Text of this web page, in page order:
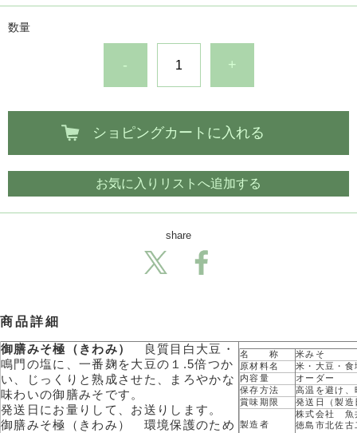
数量
- +
ショピングカートに入れる
お気に入りリストへ追加する
share
商品詳細
御膳みそ極（きわみ）
良質目白大豆・
鳴門の塩に、一番麹を大豆の１.5倍つか
い、じっくりと熟成させた、まろやかな
味わいの御膳みそです。
発送日にお量りして、お送りします。
御膳みそ極（きわみ） 環境保護のため
名 称
米みそ
原材料名
米・大豆・食
内容量
オーダー
保存方法
高温を避け、
賞味期限
発送日（製
製造者
株式会社 魚
徳島市北佐